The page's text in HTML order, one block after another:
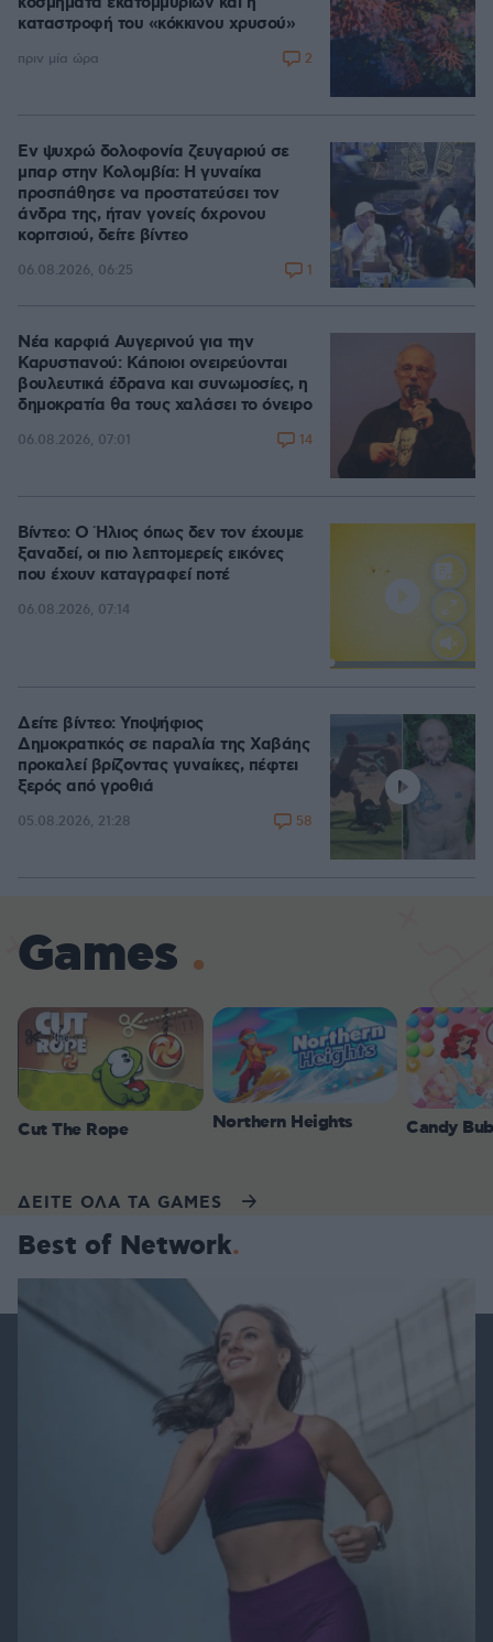
καταστροφή του «κόκκινου χρυσού»
πριν μία ώρα 2
Εν ψυχρώ δολοφονία ζευγαριού σε
μπαρ στην Κολομβία: Η γυναίκα
προσπάθησε να προστατεύσει τον
άνδρα της, ήταν γονείς 6χρονου
κοριτσιού, δείτε βίντεο
06.08.2026, 06:25 1
Νέα καρφιά Αυγερινού για την
Καρυστιανού: Kάποιοι ονειρεύονται
βουλευτικά έδρανα και συνωμοσίες, η
δημοκρατία θα τους χαλάσει το όνειρο
06.08.2026, 07:01 14
Loaded:
Βίντεο: Ο Ήλιος όπως δεν τον έχουμε
ξαναδεί, οι πιο λεπτομερείς εικόνες
που έχουν καταγραφεί ποτέ
06.08.2026, 07:14
Δείτε βίντεο: Υποψήφιος
Δημοκρατικός σε παραλία της Χαβάης
προκαλεί βρίζοντας γυναίκες, πέφτει
ξερός από γροθιά
05.08.2026, 21:28 58
Games
Cut The Rope Northern Heights Candy
ΔΕΙΤΕ ΟΛΑ ΤΑ GAMES
Best of Network